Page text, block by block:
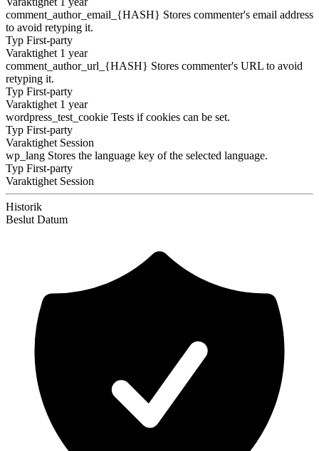
comment_author_email_{HASH} Stores commenter's email address
to avoid retyping it.
Typ First-party
Varaktighet 1 year
comment_author_url_{HASH} Stores commenter's URL to avoid
retyping it.
Typ First-party
Varaktighet 1 year
wordpress_test_cookie Tests if cookies can be set.
Typ First-party
Varaktighet Session
wp_lang Stores the language key of the selected language.
Typ First-party
Varaktighet Session
Historik
Beslut Datum